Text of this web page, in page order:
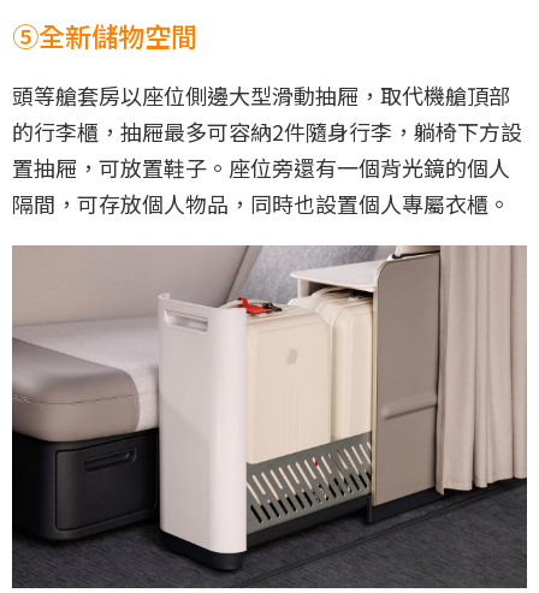
⑤全新儲物空間
頭等艙套房以座位側邊大型滑動抽屜，取代機艙頂部
的行李櫃，抽屜最多可容納2件隨身行李，躺椅下方設
置抽屜，可放置鞋子。座位旁還有一個背光鏡的個人
隔間，可存放個人物品，同時也設置個人專屬衣櫃。